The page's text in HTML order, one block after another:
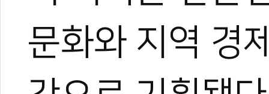
문화와 지역 경
#오상욱 #대전시 #오상욱거리 #파리올림픽 #브리온컴퍼니